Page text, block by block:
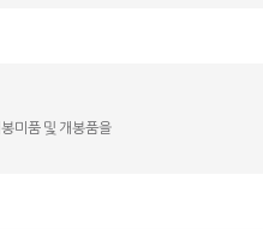
미품 및 개봉품을